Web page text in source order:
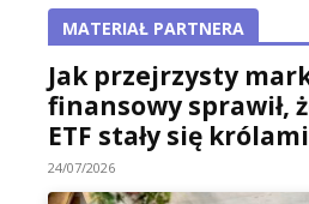
MATERIAŁ PARTNERA
Jak przejrzysty
finansowy sprawił,
ETF stały się
24/07/2026